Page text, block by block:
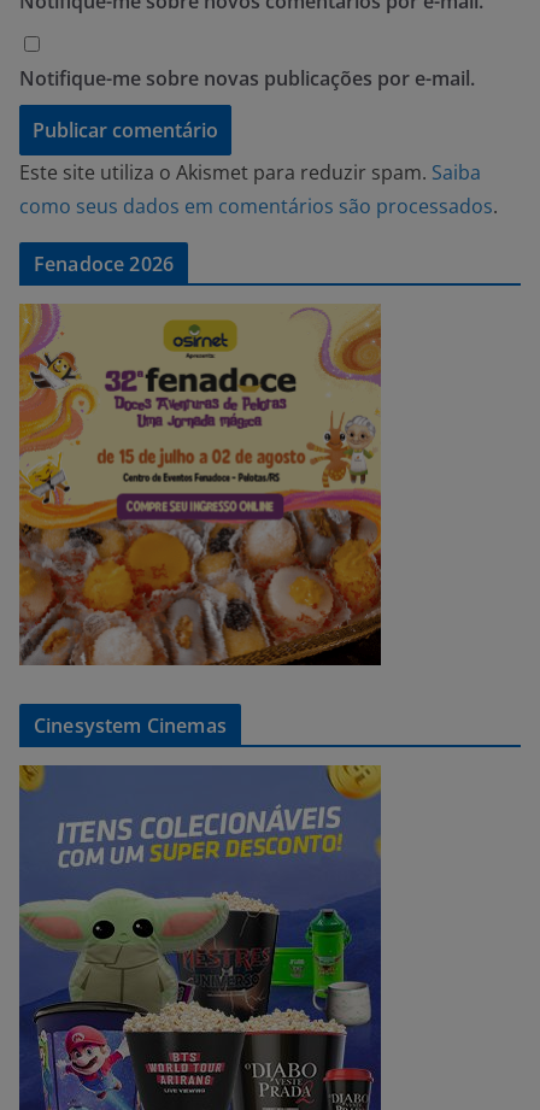
Notifique-me sobre novas publicações por e-mail.
Este site utiliza o Akismet para reduzir spam. Saiba
como seus dados em comentários são processados.
Fenadoce 2026
Cinesystem Cinemas